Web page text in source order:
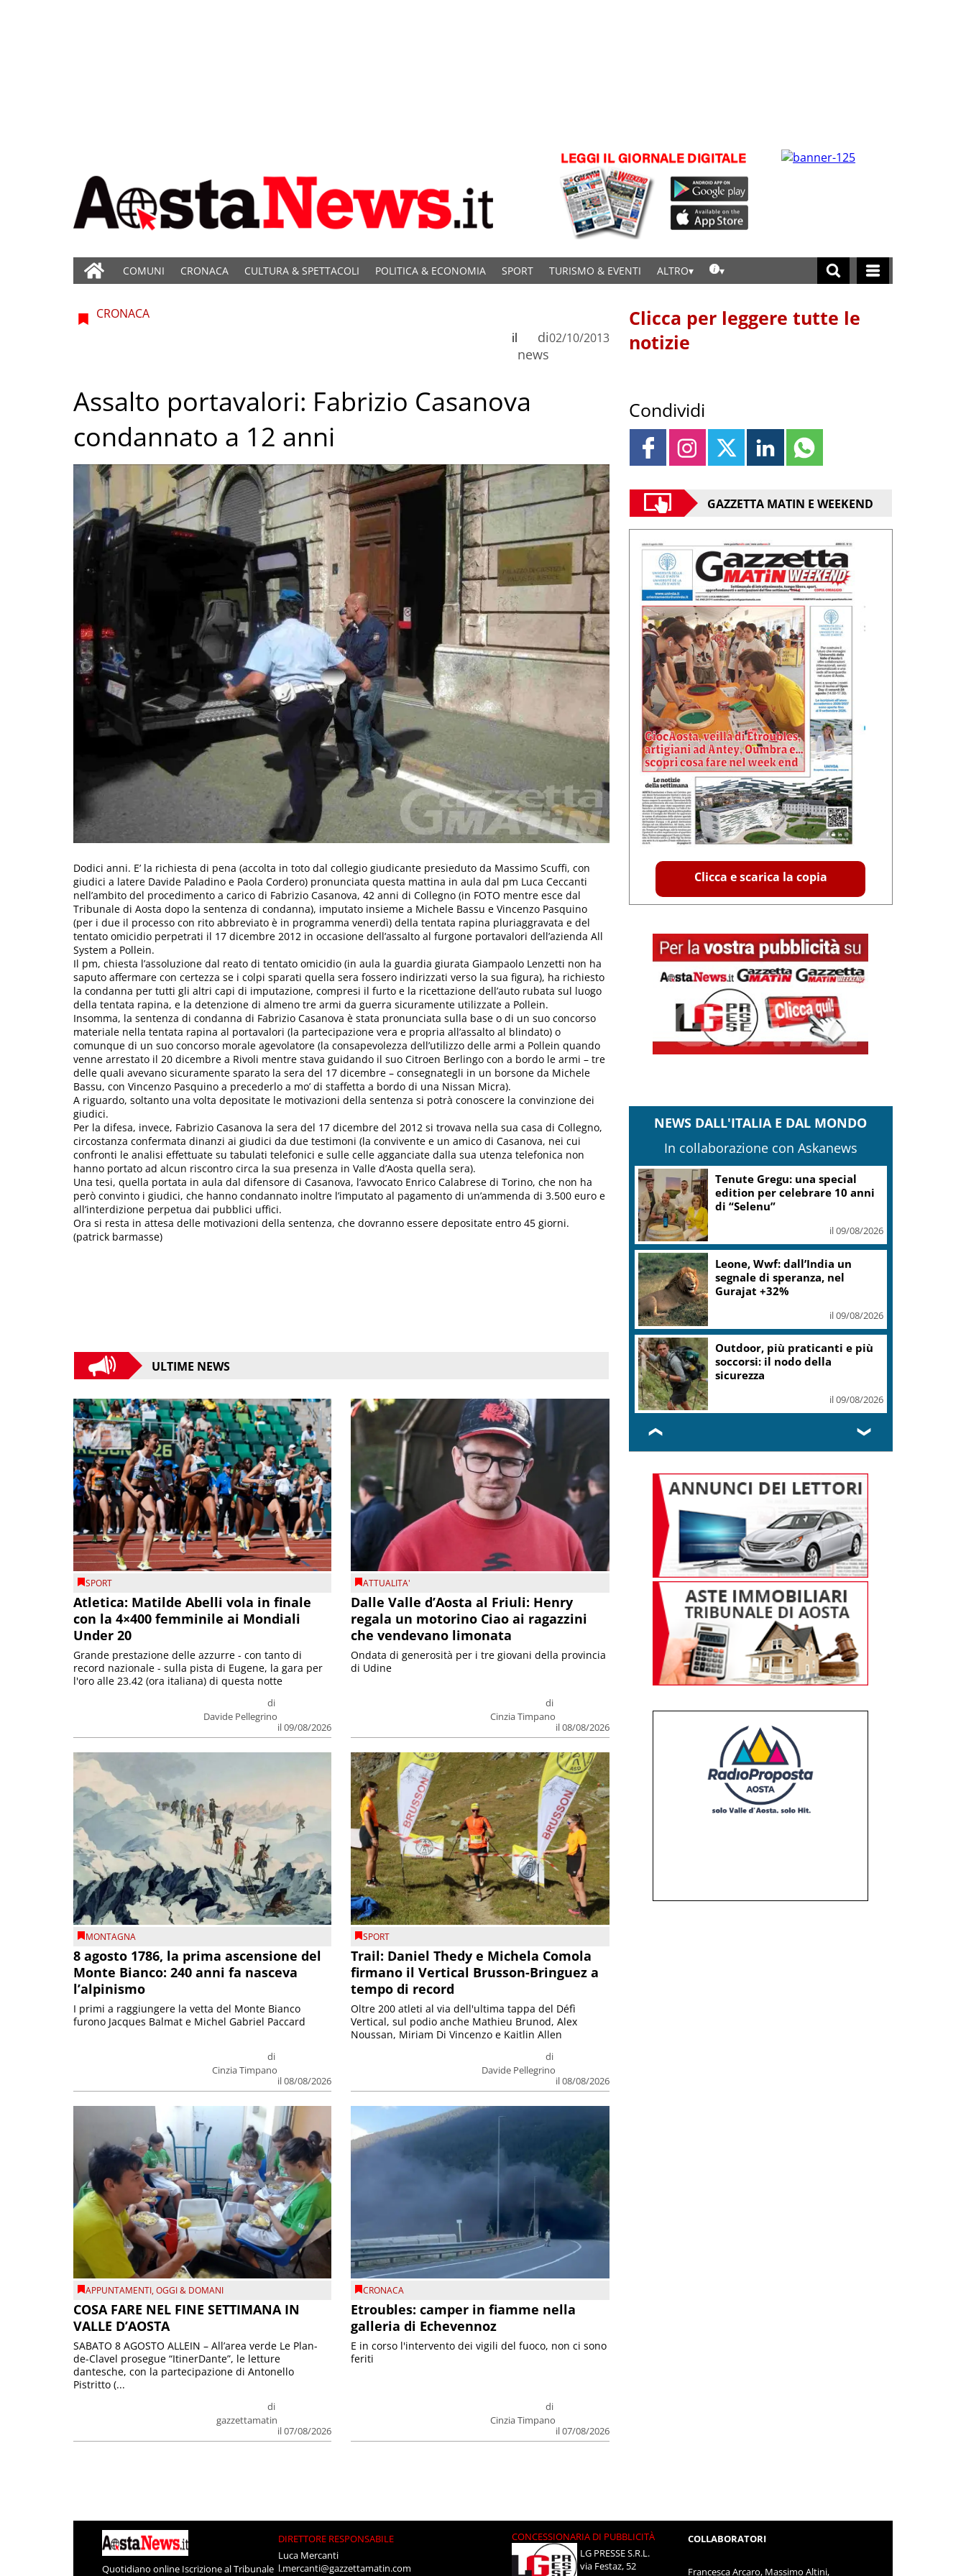
COMUNI CRONACA CULTURA & SPETTACOLI POLITICA & ECONOMIA SPORT TURISMO & EVENTI ALTRO
CRONACA
di
news
il 02/10/2013
Assalto portavalori: Fabrizio Casanova
condannato a 12 anni
Dodici anni. E’ la richiesta di pena (accolta in toto dal collegio giudicante presieduto da Massimo Scuffi, con
giudici a latere Davide Paladino e Paola Cordero) pronunciata questa mattina in aula dal pm Luca Ceccanti
nell’ambito del procedimento a carico di Fabrizio Casanova, 42 anni di Collegno (in FOTO mentre esce dal
Tribunale di Aosta dopo la sentenza di condanna), imputato insieme a Michele Bassu e Vincenzo Pasquino
(per i due il processo con rito abbreviato è in programma venerdì) della tentata rapina pluriaggravata e del
tentato omicidio perpetrati il 17 dicembre 2012 in occasione dell’assalto al furgone portavalori dell’azienda All
System a Pollein.
Il pm, chiesta l’assoluzione dal reato di tentato omicidio (in aula la guardia giurata Giampaolo Lenzetti non ha
saputo affermare con certezza se i colpi sparati quella sera fossero indirizzati verso la sua figura), ha richiesto
la condanna per tutti gli altri capi di imputazione, compresi il furto e la ricettazione dell’auto rubata sul luogo
della tentata rapina, e la detenzione di almeno tre armi da guerra sicuramente utilizzate a Pollein.
Insomma, la sentenza di condanna di Fabrizio Casanova è stata pronunciata sulla base o di un suo concorso
materiale nella tentata rapina al portavalori (la partecipazione vera e propria all’assalto al blindato) o
comunque di un suo concorso morale agevolatore (la consapevolezza dell’utilizzo delle armi a Pollein quando
venne arrestato il 20 dicembre a Rivoli mentre stava guidando il suo Citroen Berlingo con a bordo le armi – tre
delle quali avevano sicuramente sparato la sera del 17 dicembre – consegnategli in un borsone da Michele
Bassu, con Vincenzo Pasquino a precederlo a mo’ di staffetta a bordo di una Nissan Micra).
A riguardo, soltanto una volta depositate le motivazioni della sentenza si potrà conoscere la convinzione dei
giudici.
Per la difesa, invece, Fabrizio Casanova la sera del 17 dicembre del 2012 si trovava nella sua casa di Collegno,
circostanza confermata dinanzi ai giudici da due testimoni (la convivente e un amico di Casanova, nei cui
confronti le analisi effettuate su tabulati telefonici e sulle celle agganciate dalla sua utenza telefonica non
hanno portato ad alcun riscontro circa la sua presenza in Valle d’Aosta quella sera).
Una tesi, quella portata in aula dal difensore di Casanova, l’avvocato Enrico Calabrese di Torino, che non ha
però convinto i giudici, che hanno condannato inoltre l’imputato al pagamento di un’ammenda di 3.500 euro e
all’interdizione perpetua dai pubblici uffici.
Ora si resta in attesa delle motivazioni della sentenza, che dovranno essere depositate entro 45 giorni.
(patrick barmasse)
ULTIME NEWS
SPORT
Atletica: Matilde Abelli vola in finale
con la 4×400 femminile ai Mondiali
Under 20
di
Davide Pellegrino
il 09/08/2026
Grande prestazione delle azzurre - con tanto di
record nazionale - sulla pista di Eugene, la gara per
l'oro alle 23.42 (ora italiana) di questa notte
ATTUALITA'
Dalle Valle d’Aosta al Friuli: Henry
regala un motorino Ciao ai ragazzini
che vendevano limonata
di
Cinzia Timpano
il 08/08/2026
Ondata di generosità per i tre giovani della provincia
di Udine
MONTAGNA
8 agosto 1786, la prima ascensione del
Monte Bianco: 240 anni fa nasceva
l’alpinismo
di
Cinzia Timpano
il 08/08/2026
I primi a raggiungere la vetta del Monte Bianco
furono Jacques Balmat e Michel Gabriel Paccard
SPORT
Trail: Daniel Thedy e Michela Comola
firmano il Vertical Brusson-Bringuez a
tempo di record
di
Davide Pellegrino
il 08/08/2026
Oltre 200 atleti al via dell'ultima tappa del Défì
Vertical, sul podio anche Mathieu Brunod, Alex
Noussan, Miriam Di Vincenzo e Kaitlin Allen
APPUNTAMENTI,OGGI & DOMANI
COSA FARE NEL FINE SETTIMANA IN
VALLE D’AOSTA
di
gazzettamatin
il 07/08/2026
SABATO 8 AGOSTO ALLEIN – All’area verde Le Plan-
de-Clavel prosegue “ItinerDante”, le letture
dantesche, con la partecipazione di Antonello
Pistritto (...
CRONACA
Etroubles: camper in fiamme nella
galleria di Echevennoz
di
Cinzia Timpano
il 07/08/2026
E in corso l'intervento dei vigili del fuoco, non ci sono
feriti
Clicca per leggere tutte le
notizie
Condividi
GAZZETTA MATIN E WEEKEND
Clicca e scarica la copia
NEWS DALL'ITALIA E DAL MONDO
In collaborazione con Askanews
Fornacelle apre “Vinoteka”
spazio degustazione nel cuore
di Bolgheri
il 09/08/2026
Iran, Mojtaba Khamenei ha
incontrato Pezeshkian
il 09/08/2026
Gaza, Israele respinge il piano
in 15 punti del Board of Peace
❮ ❯
Quotidiano online Iscrizione al Tribunale
DIRETTORE RESPONSABILE
Luca Mercanti
l.mercanti@gazzettamatin.com
CONCESSIONARIA DI PUBBLICITÀ
LG PRESSE S.R.L.
via Festaz, 52
COLLABORATORI
Francesca Arcaro, Massimo Altini,